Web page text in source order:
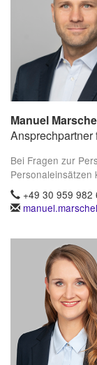
Manuel
Ansprechpartner
Bei Fragen zur
Personaleinsätzen
+49 30 959 982